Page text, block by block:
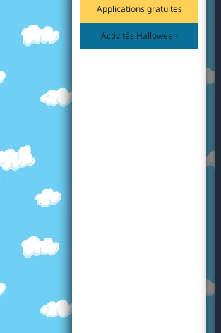
Applications gratuites
Activités Halloween